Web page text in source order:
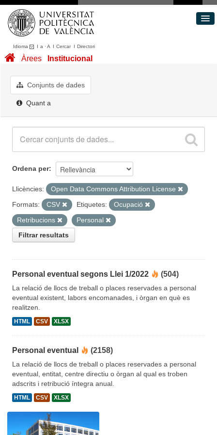
Idioma I a ·A I CercarI Directori
Conjunts de dades
Quant a
Àrees Institucional
Conjunts de dades
Quant a
Ordena per
Llicències:
Open Data Commons Attribution License
Formats:
CSV Etiquetes:
Ocupació
Retribucions
Personal
Filtrar resultats
Personal eventual segons Llei 1/2022 (504)
La relació de llocs de treball o places reservades a personal
eventual existent, labors encomanades, i òrgan en què es
realitzen.
HTML CSV XLSX
Personal eventual (2158)
La relació de llocs de treball o places reservades a personal
eventual, entitat, centre directiu o òrgan al qual es troben
adscrits i retribució íntegra anual.
HTML CSV XLSX